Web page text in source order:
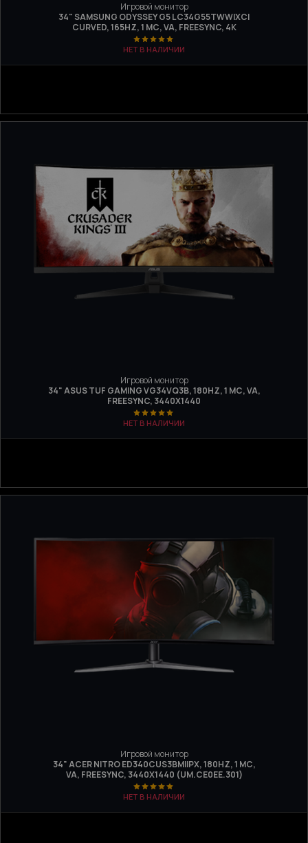
Игровой монитор
34" SAMSUNG ODYSSEY G5 LC34G55TWWIXCI
CURVED, 165HZ, 1 МС, VA, FREESYNC, 4K
НЕТ В НАЛИЧИИ
Игровой монитор
34" ASUS TUF GAMING VG34VQ3B, 180HZ, 1 МС, VA,
FREESYNC, 3440Х1440
НЕТ В НАЛИЧИИ
Игровой монитор
34" ACER NITRO ED340CUS3BMIIPX, 180HZ, 1 МС,
VA, FREESYNC, 3440Х1440 (UM.CE0EE.301)
НЕТ В НАЛИЧИИ